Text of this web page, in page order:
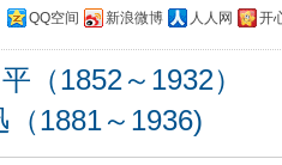
QQ空间 新浪微博 人人网 开
（1852～1932）
（1881～1936)